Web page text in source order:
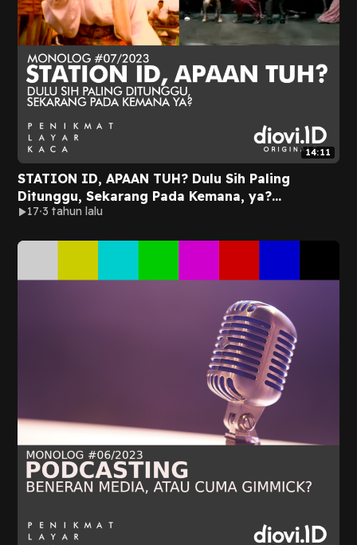
14:11
STATION ID, APAAN TUH? Dulu Sih Paling
Ditunggu, Sekarang Pada Kemana, ya?
#MonologPLK 07/2023
17 3 tahun lalu